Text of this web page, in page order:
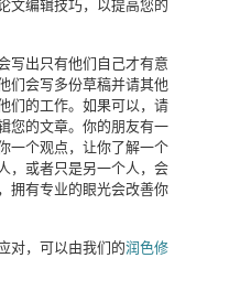
文编辑技巧，以提高您的
写出只有他们自己才有意
们会写多份草稿并请其他
们的工作。如果可以，请
您的文章。你的朋友有一
一个观点，让你了解一个
，或者只是另一个人，会
拥有专业的眼光会改善你
对，可以由我们的润色修